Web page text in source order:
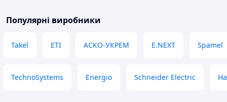
Популярні виробники
Takel ETI АСКО-УКРЕМ E.NEXT Spamel
TechnoSystems Energio Schneider Electric